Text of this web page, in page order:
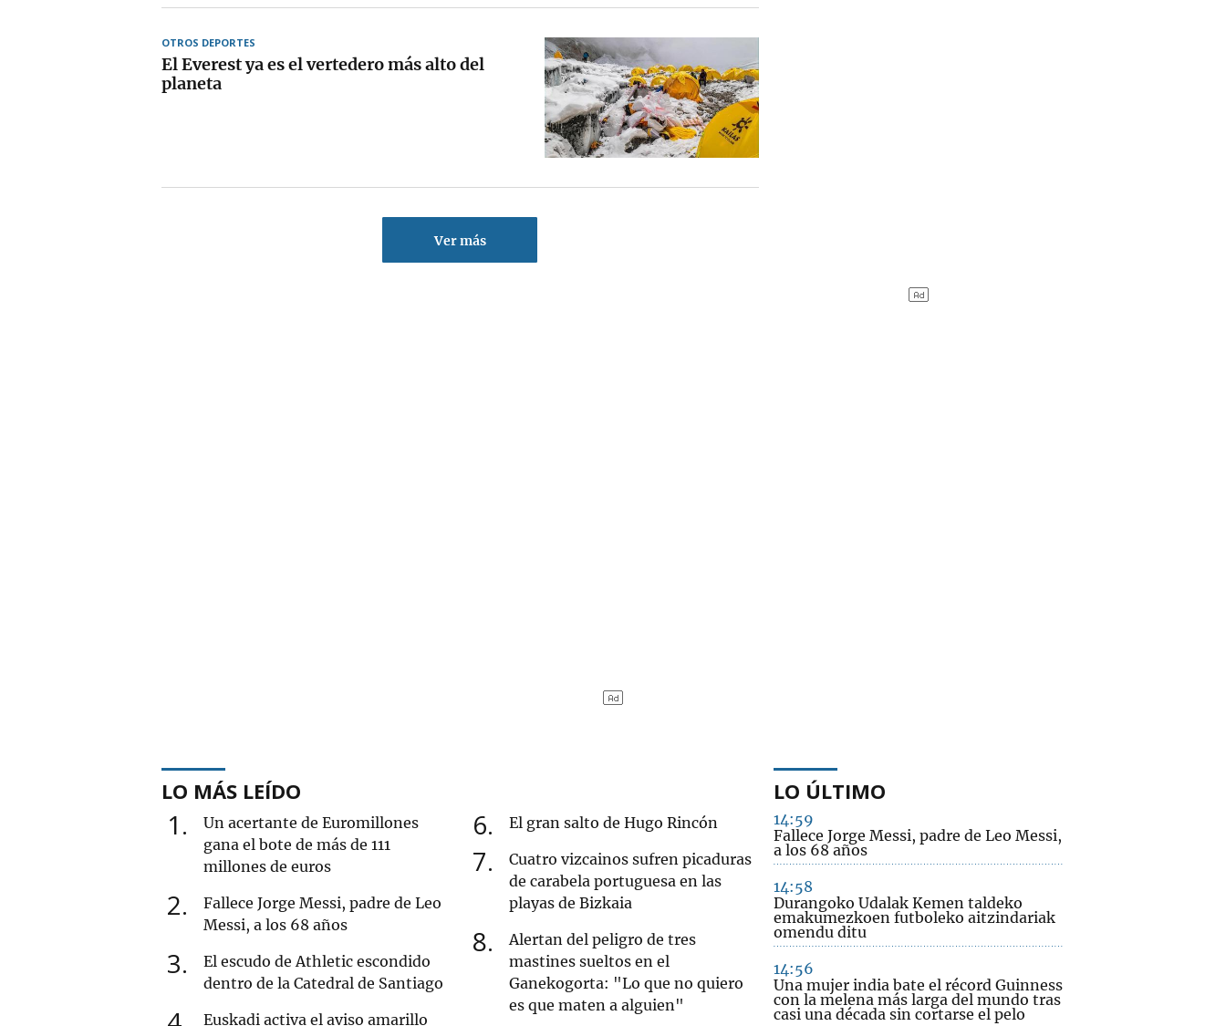
OTROS DEPORTES
El Everest ya es el vertedero más alto del
planeta
Ver más
LO MÁS LEÍDO
1
Un acertante de Euromillones
gana el bote de más de 111
millones de euros
2
Fallece Jorge Messi, padre de Leo
Messi, a los 68 años
3
El escudo de Athletic escondido
dentro de la Catedral de Santiago
Euskadi activa el aviso amarillo
6 El gran salto de Hugo Rincón
7
Cuatro vizcainos sufren picaduras
de carabela portuguesa en las
playas de Bizkaia
8
Alertan del peligro de tres
mastines sueltos en el
Ganekogorta: "Lo que no quiero
es que maten a alguien"
LO ÚLTIMO
14:59
Fallece Jorge Messi, padre de Leo Messi,
a los 68 años
14:58
Durangoko Udalak Kemen taldeko
emakumezkoen futboleko aitzindariak
omendu ditu
14:56
Una mujer india bate el récord Guinness
con la melena más larga del mundo tras
casi una década sin cortarse el pelo